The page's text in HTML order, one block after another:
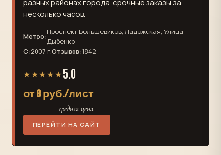
разных районах города, срочные заказы за
несколько часов.
Метро:
Проспект Большевиков, Ладожская, Улица
Дыбенко
С:2007 г.Отзывов:1842
★★★★★ 5.0
от 8 руб./лист
средняя цена
ПЕРЕЙТИ НА САЙТ